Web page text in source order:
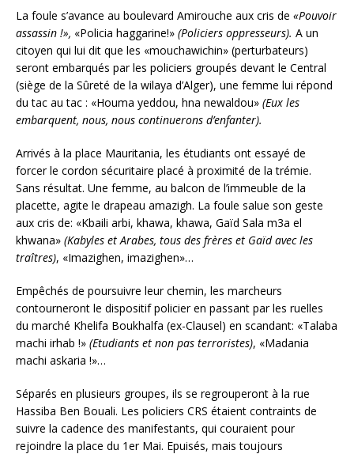
La foule s’avance au boulevard Amirouche aux cris de «Pouvoir
assassin !», «Policia haggarine!» (Policiers oppresseurs). A un
citoyen qui lui dit que les «mouchawichin» (perturbateurs)
seront embarqués par les policiers groupés devant le Central
(siège de la Sûreté de la wilaya d’Alger), une femme lui répond
du tac au tac : «Houma yeddou, hna newaldou» (Eux les
embarquent, nous, nous continuerons d’enfanter).
Arrivés à la place Mauritania, les étudiants ont essayé de
forcer le cordon sécuritaire placé à proximité de la trémie.
Sans résultat. Une femme, au balcon de l’immeuble de la
placette, agite le drapeau amazigh. La foule salue son geste
aux cris de: «Kbaili arbi, khawa, khawa, Gaïd Sala m3a el
khwana» (Kabyles et Arabes, tous des frères et Gaïd avec les
traîtres), «Imazighen, imazighen»…
Empêchés de poursuivre leur chemin, les marcheurs
contourneront le dispositif policier en passant par les ruelles
du marché Khelifa Boukhalfa (ex-Clausel) en scandant: «Talaba
machi irhab !» (Etudiants et non pas terroristes), «Madania
machi askaria !»…
Séparés en plusieurs groupes, ils se regrouperont à la rue
Hassiba Ben Bouali. Les policiers CRS étaient contraints de
suivre la cadence des manifestants, qui couraient pour
rejoindre la place du 1er Mai. Epuisés, mais toujours